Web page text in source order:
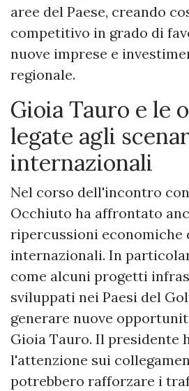
aree del Paese, creando
competitivo in grado di
nuove imprese e
regionale.
Gioia Tauro e le
legate agli
internazionali
Nel corso dell'incontro
Occhiuto ha affrontato
ripercussioni economiche
internazionali. In
come alcuni progetti
sviluppati nei Paesi del
generare nuove
Gioia Tauro. Il presidente
l'attenzione sui
potrebbero rafforzare i